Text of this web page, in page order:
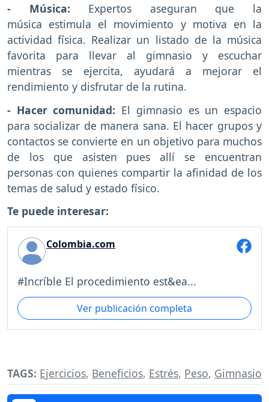
- Música: Expertos aseguran que la
música estimula el movimiento y motiva en la
actividad física. Realizar un listado de la música
favorita para llevar al gimnasio y escuchar
mientras se ejercita, ayudará a mejorar el
rendimiento y disfrutar de la rutina.
- Hacer comunidad: El gimnasio es un espacio
para socializar de manera sana. El hacer grupos y
contactos se convierte en un objetivo para muchos
de los que asisten pues allí se encuentran
personas con quienes compartir la afinidad de los
temas de salud y estado físico.
Te puede interesar:
Colombia.com
#Incríble El procedimiento est&ea...
Ver publicación completa
TAGS: Ejercicios, Beneficios, Estrés, Peso, Gimnasio